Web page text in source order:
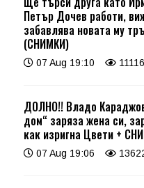
Петър Дочев работи,
забавлява новата му
(СНИМКИ)
07 Aug 19:10 11116
ДОЛНО!! Владо
дом“ заряза жена си,
как изригна Цвети +
07 Aug 19:06